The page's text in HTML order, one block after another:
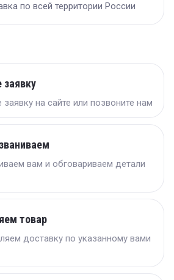
по всей территории России
заявку
заявку на сайте или позвоните нам
вам и обговариваем детали
товар
доставку по указанному вами